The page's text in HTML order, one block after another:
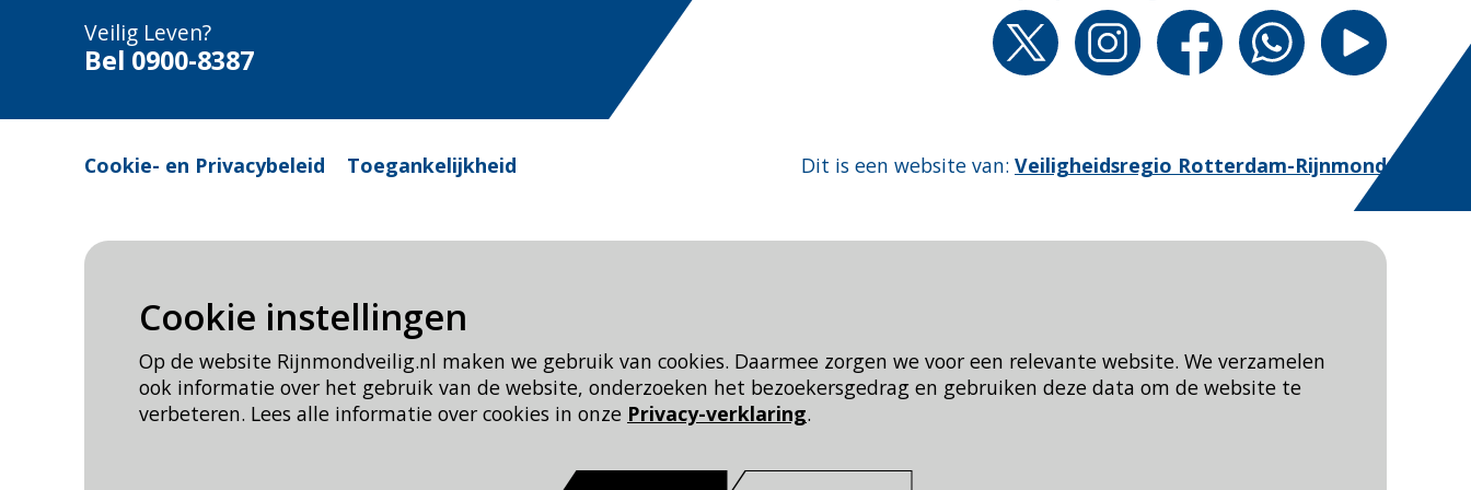
Cookie instellingen
Op de website Rijnmondveilig.nl maken we gebruik van cookies. Daarmee zorgen we voor een relevante website. We verzamelen
ook informatie over het gebruik van de website, onderzoeken het bezoekersgedrag en gebruiken deze data om de website te
verbeteren. Lees alle informatie over cookies in onze Privacy-verklaring.
Veilig Leven?
Bel 0900-8387
Cookie- en Privacybeleid Toegankelijkheid Dit is een website van: Veiligheidsregio Rotterdam-Rijnmond